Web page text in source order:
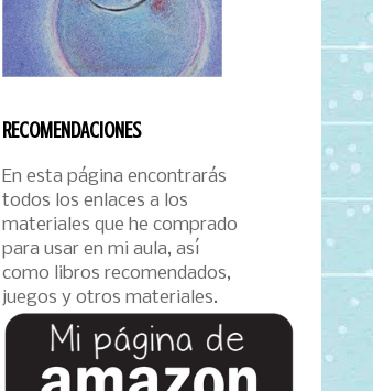
RECOMENDACIONES
En esta página encontrarás
todos los enlaces a los
materiales que he comprado
para usar en mi aula, así
como libros recomendados,
juegos y otros materiales.